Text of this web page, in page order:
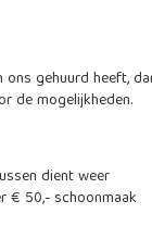
gehuurd heeft,
de mogelijkheden.
dient weer
€ 50,- schoonmaak